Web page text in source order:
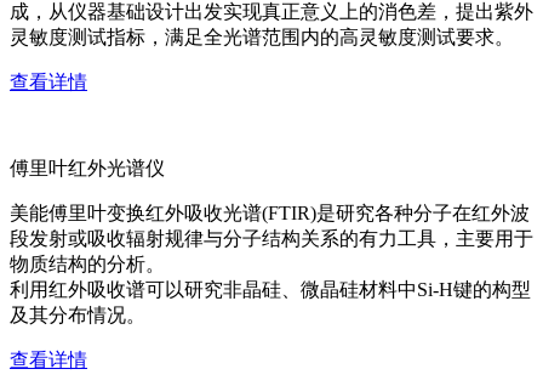
成，从仪器基础设计出发实现真正意义上的消色差，提出紫外
灵敏度测试指标，满足全光谱范围内的高灵敏度测试要求。
查看详情
傅里叶红外光谱仪
美能傅里叶变换红外吸收光谱(FTIR)是研究各种分子在红外波
段发射或吸收辐射规律与分子结构关系的有力工具，主要用于
物质结构的分析。
利用红外吸收谱可以研究非晶硅、微晶硅材料中Si-H键的构型
及其分布情况。
查看详情